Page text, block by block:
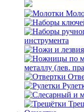
инструмента
металлу (лев.